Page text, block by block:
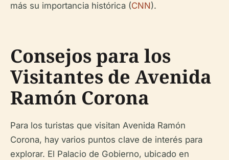
más su importancia histórica (CNN).
Consejos para los
Visitantes de Avenida
Ramón Corona
Para los turistas que visitan Avenida Ramón
Corona, hay varios puntos clave de interés para
explorar. El Palacio de Gobierno, ubicado en